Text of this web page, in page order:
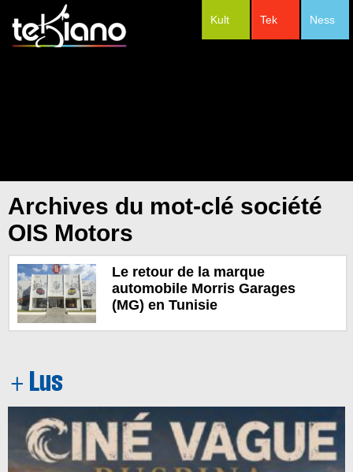
Ness
Tek
Kult
Archives du mot-clé société
OIS Motors
Le retour de la marque
automobile Morris Garages
(MG) en Tunisie